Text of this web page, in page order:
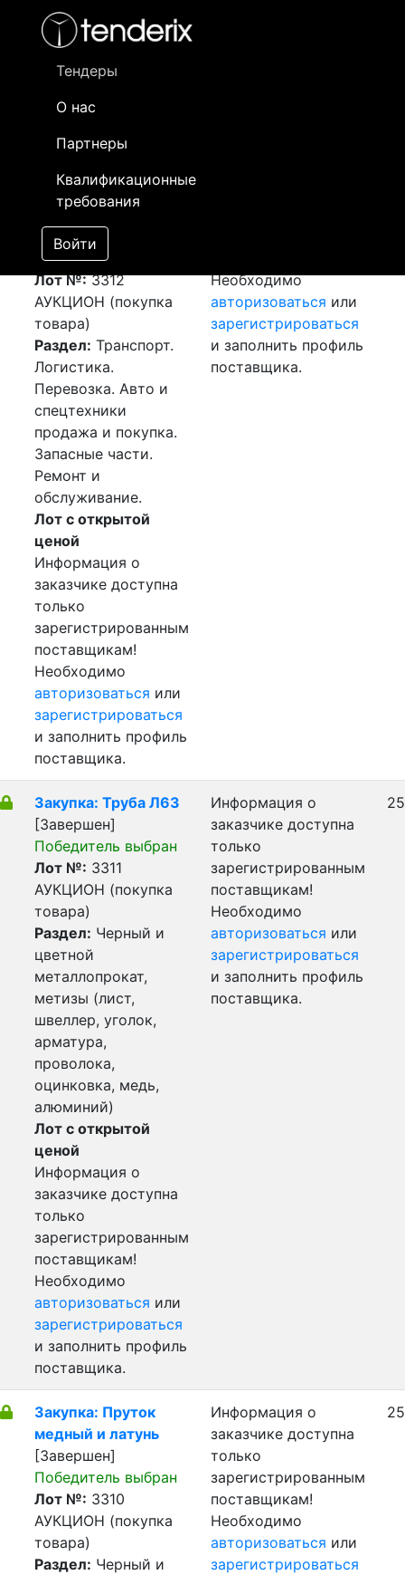
Тендеры
О нас
Партнеры
Квалификационные
требования
Войти
- активный лот
- сохраненный лот (не опубликован)
Закупка: Перевозка
г.Костанай (РК) -
г.Кентау (РК)
[Завершен]
Победитель выбран
Лот №:3312
АУКЦИОН (покупка
товара)
Раздел: Транспорт.
Логистика.
Перевозка. Авто и
спецтехники
продажа и покупка.
Запасные части.
Ремонт и
обслуживание.
Лот с открытой
ценой
Информация о
заказчике доступна
только
зарегистрированным
поставщикам!
Необходимо
авторизоваться или
зарегистрироваться
и заполнить профиль
поставщика.
Необходимо
авторизоваться или
зарегистрироваться
и заполнить профиль
поставщика.
Закупка: Труба Л63
[Завершен]
Победитель выбран
Лот №: 3311
АУКЦИОН (покупка
товара)
Раздел: Черный и
цветной
металлопрокат,
метизы (лист,
швеллер, уголок,
арматура,
проволока,
оцинковка, медь,
алюминий)
Лот с открытой
ценой
Информация о
заказчике доступна
только
зарегистрированным
поставщикам!
Необходимо
авторизоваться или
зарегистрироваться
и заполнить профиль
поставщика.
Информация о
заказчике доступна
только
зарегистрированным
поставщикам!
Необходимо
авторизоваться или
зарегистрироваться
и заполнить профиль
поставщика.
Закупка: Пруток
медный и латунь
[Завершен]
Победитель выбран
Лот №: 3310
АУКЦИОН (покупка
товара)
Раздел: Черный и
Информация о
заказчике доступна
только
зарегистрированным
поставщикам!
Необходимо
авторизоваться или
зарегистрироваться